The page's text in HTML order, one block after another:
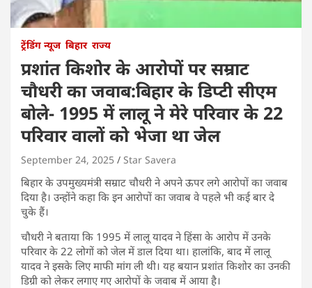
ट्रेंडिंग न्यूज बिहार राज्य
प्रशांत किशोर के आरोपों पर सम्राट
चौधरी का जवाब:बिहार के डिप्टी सीएम
बोले- 1995 में लालू ने मेरे परिवार के 22
परिवार वालों को भेजा था जेल
September 24, 2025 Star Savera
बिहार के उपमुख्यमंत्री सम्राट चौधरी ने अपने ऊपर लगे आरोपों का जवाब
दिया है। उन्होंने कहा कि इन आरोपों का जवाब वे पहले भी कई बार दे
चुके हैं।
चौधरी ने बताया कि 1995 में लालू यादव ने हिंसा के आरोप में उनके
परिवार के 22 लोगों को जेल में डाल दिया था। हालांकि, बाद में लालू
यादव ने इसके लिए माफी मांग ली थी। यह बयान प्रशांत किशोर का उनकी
डिग्री को लेकर लगाए गए आरोपों के जवाब में आया है।